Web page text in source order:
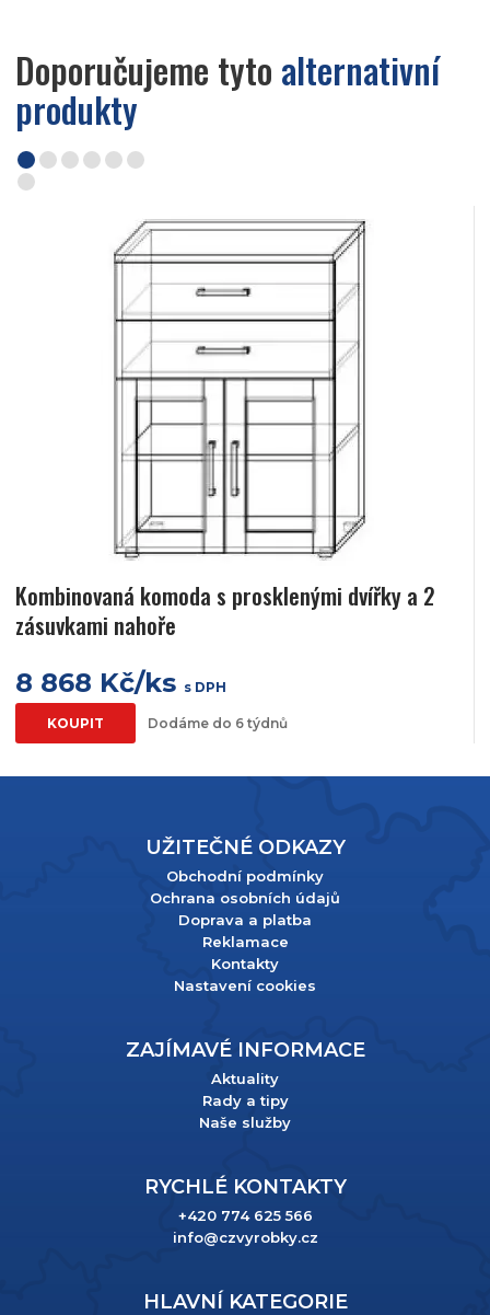
Doporučujeme tyto alternativní
produkty
Kombinovaná komoda s prosklenými dvířky a 2
zásuvkami nahoře
8 868 Kč/ks s DPH
KOUPIT Dodáme do 6 týdnů
UŽITEČNÉ ODKAZY
Obchodní podmínky
Ochrana osobních údajů
Doprava a platba
Reklamace
Kontakty
Nastavení cookies
ZAJÍMAVÉ INFORMACE
Aktuality
Rady a tipy
Naše služby
RYCHLÉ KONTAKTY
+420 774 625 566
info@czvyrobky.cz
HLAVNÍ KATEGORIE